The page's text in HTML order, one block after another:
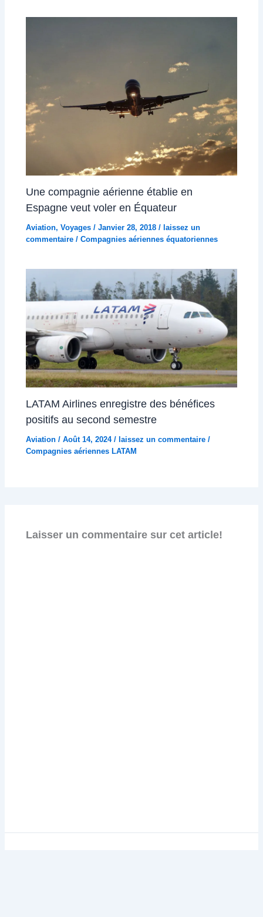
Une compagnie aérienne établie en
Espagne veut voler en Équateur
Aviation,Voyages /Janvier 28, 2018/ laissez un
commentaire /Compagnies aériennes équatoriennes
LATAM Airlines enregistre des bénéfices
positifs au second semestre
Aviation /Août 14, 2024/ laissez un commentaire /
Compagnies aériennes LATAM
Laisser un commentaire sur cet article!